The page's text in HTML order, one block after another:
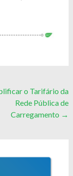
o Tarifário da
Rede Pública de
Carregamento →